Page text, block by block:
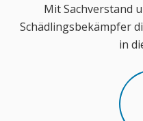
Mit Sachverstand
Schädlingsbekämpfer
in